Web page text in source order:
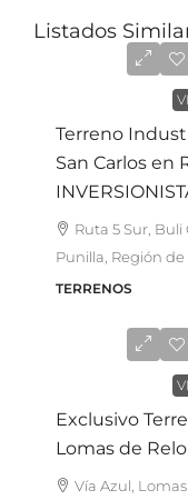
Listados
Terreno
San Carlos en
Ruta 5 Sur,
Punilla, Región
TERRENOS
Exclusivo
Lomas de
Vía Azul,